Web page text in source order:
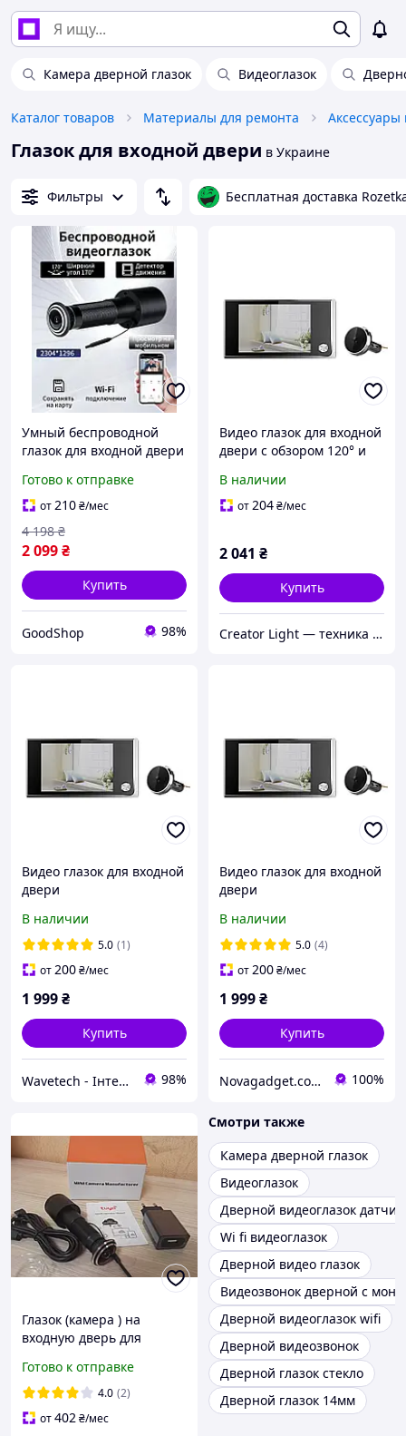
Камера дверной глазок Видеоглазок
Каталог товаров Материалы для ремонта
Глазок для входной двери в Украине
Фильтры Бесплатная доставка
Умный беспроводной
глазок для входной двери
камера дверной глазок с
датчиком движения и
видеосвязью
Готово к отправке
от210₴/мес
2 099₴
4 198 ₴
Купить
GoodShop 98%
Видео глазок для входной
двери с обзором 120° и
В наличии
от204₴/мес
2 041 ₴
Купить
Creator Light — техника для контента
Видео глазок для входной
двери
В наличии
5.0 (1)
от200₴/мес
1 999₴
Купить
Wavetech - Інтернет магазин 98%
Видео глазок для входной
двери
В наличии
5.0 (4)
от200₴/мес
1 999₴
Купить
Novagadget.com.ua - сучасний інтернет-магазин техніки 100%
Глазок (камера ) на
входную дверь для
наблюдения с углом
обзора 160 градусов
Готово к отправке
4.0 (2)
от402₴/мес
Смотри также
Камера дверной глазок
Видеоглазок
Дверной видеоглазок
Wi fi видеоглазок
Дверной видео глазок
Видеозвонок дверной с
Дверной видеоглазок wifi
Дверной видеозвонок
Дверной глазок стекло
Дверной глазок 14мм